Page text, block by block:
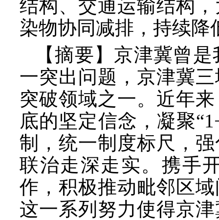
结构、交通运输结构
染物协同减排，持续降
【摘要】京津冀曾
一突出问题，京津冀
突破领域之一。近年
底的坚定信念，凝聚
制，统一制度标尺，
联治走深走实。携手
作，积极推动毗邻区
这一系列努力使得京